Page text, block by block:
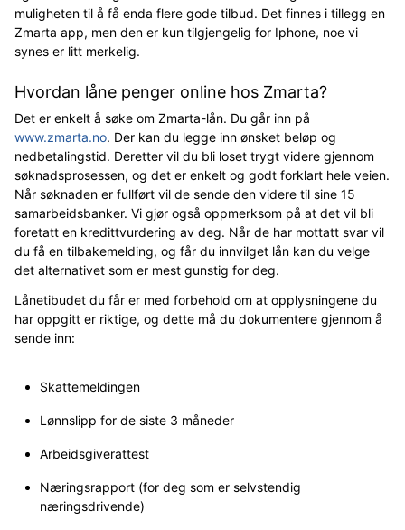
muligheten til å få enda flere gode tilbud. Det finnes i tillegg en
Zmarta app, men den er kun tilgjengelig for Iphone, noe vi
synes er litt merkelig.
Hvordan låne penger online hos Zmarta?
Det er enkelt å søke om Zmarta-lån. Du går inn på
www.zmarta.no. Der kan du legge inn ønsket beløp og
nedbetalingstid. Deretter vil du bli loset trygt videre gjennom
søknadsprosessen, og det er enkelt og godt forklart hele veien.
Når søknaden er fullført vil de sende den videre til sine 15
samarbeidsbanker. Vi gjør også oppmerksom på at det vil bli
foretatt en kredittvurdering av deg. Når de har mottatt svar vil
du få en tilbakemelding, og får du innvilget lån kan du velge
det alternativet som er mest gunstig for deg.
Lånetibudet du får er med forbehold om at opplysningene du
har oppgitt er riktige, og dette må du dokumentere gjennom å
sende inn:
Skattemeldingen
Lønnslipp for de siste 3 måneder
Arbeidsgiverattest
Næringsrapport (for deg som er selvstendig
næringsdrivende)